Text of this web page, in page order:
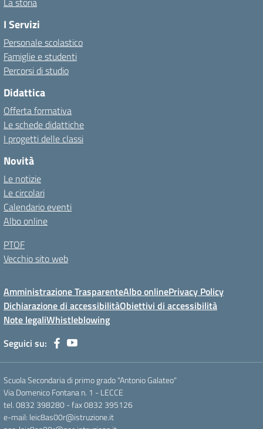
I Servizi
Personale scolastico
Famiglie e studenti
Percorsi di studio
Didattica
Offerta formativa
Le schede didattiche
I progetti delle classi
Novità
Le notizie
Le circolari
Calendario eventi
Albo online
PTOF
Vecchio sito web
Amministrazione TrasparenteAlbo onlinePrivacy Policy
Dichiarazione di accessibilitàObiettivi di accessibilità
Note legaliWhistleblowing
Seguici su:
Scuola Secondaria di primo grado "Antonio Galateo"
Via Domenico Fontana n. 1 - LECCE
tel. 0832 398280 - fax 0832 395126
e-mail: leic8as00r@istruzione.it